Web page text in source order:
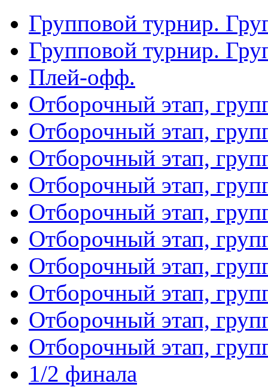
Групповой турнир.
Групповой турнир.
Плей-офф.
Отборочный этап,
Отборочный этап,
Отборочный этап,
Отборочный этап,
Отборочный этап,
Отборочный этап,
Отборочный этап,
Отборочный этап,
Отборочный этап,
Отборочный этап,
1/2 финала